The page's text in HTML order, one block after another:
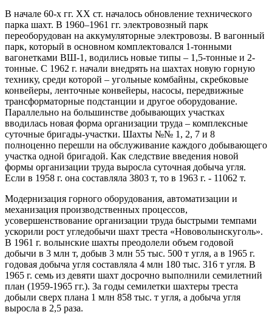
В начале 60-х гг. ХХ ст. началось обновление технического
парка шахт. В 1960–1961 гг. электровозный парк
переоборудован на аккумуляторные электровозы. В вагонный
парк, который в основном комплектовался 1-тонными
вагонетками ВШ-1, водились новые типы – 1,5-тонные и 2-
тонные. С 1962 г. начали внедрять на шахтах новую горную
технику, среди которой – угольные комбайны, скребковые
конвейеры, ленточные конвейеры, насосы, передвижные
трансформаторные подстанции и другое оборудование.
Параллельно на большинстве добывающих участках
вводилась новая форма организации труда – комплексные
суточные бригады-участки. Шахты №№ 1, 2, 7 и 8
полноценно перешли на обслуживание каждого добывающего
участка одной бригадой. Как следствие введения новой
формы организации труда выросла суточная добыча угля.
Если в 1958 г. она составляла 3803 т, то в 1963 г. - 11062 т.
Модернизация горного оборудования, автоматизации и
механизация производственных процессов,
усовершенствование организации труда быстрыми темпами
ускорили рост угледобычи шахт треста «Нововолынскуголь».
В 1961 г. волынские шахты преодолели объем годовой
добычи в 3 млн т, добыв 3 млн 55 тыс. 500 т угля, а в 1965 г.
годовая добыча угля составляла 4 млн 180 тыс. 316 т угля. В
1965 г. семь из девяти шахт досрочно выполнили семилетний
план (1959-1965 гг.). За годы семилетки шахтеры треста
добыли сверх плана 1 млн 858 тыс. т угля, а добыча угля
выросла в 2,5 раза.